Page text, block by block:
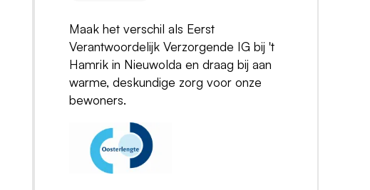
Maak het verschil als Eerst
Verantwoordelijk Verzorgende IG bij 't
Hamrik in Nieuwolda en draag bij aan
warme, deskundige zorg voor onze
bewoners.